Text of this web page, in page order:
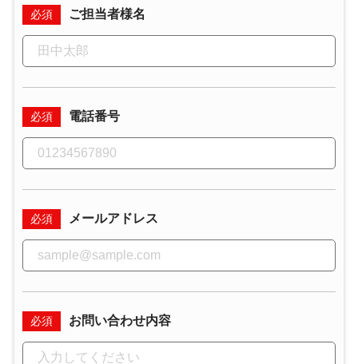
必須 ご担当者様名
必須 電話番号
必須 メールアドレス
必須 お問い合わせ内容